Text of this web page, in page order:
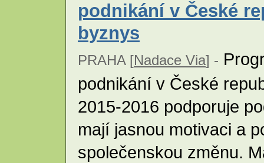
podnikání v České
byznys
PRAHA [Nadace Via] -
podnikání v České
2015-2016 podporuje
mají jasnou motivaci a
společenskou změnu.